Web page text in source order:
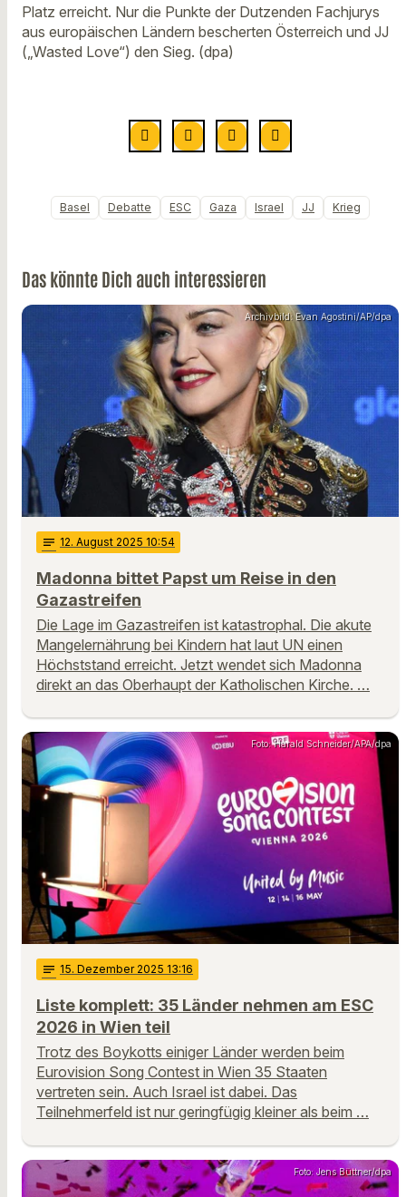
Platz erreicht. Nur die Punkte der Dutzenden Fachjurys
aus europäischen Ländern bescherten Österreich und JJ
(„Wasted Love“) den Sieg. (dpa)
Basel Debatte ESC Gaza Israel JJ Krieg
Das könnte Dich auch interessieren
Archivbild: Evan Agostini/AP/dpa
notes 12. August 2025 10:54
Madonna bittet Papst um Reise in den
Gazastreifen
Die Lage im Gazastreifen ist katastrophal. Die akute
Mangelernährung bei Kindern hat laut UN einen
Höchststand erreicht. Jetzt wendet sich Madonna
direkt an das Oberhaupt der Katholischen Kirche. …
Foto: Harald Schneider/APA/dpa
notes 15. Dezember 2025 13:16
Liste komplett: 35 Länder nehmen am ESC
2026 in Wien teil
Trotz des Boykotts einiger Länder werden beim
Eurovision Song Contest in Wien 35 Staaten
vertreten sein. Auch Israel ist dabei. Das
Teilnehmerfeld ist nur geringfügig kleiner als beim …
Foto: Jens Büttner/dpa